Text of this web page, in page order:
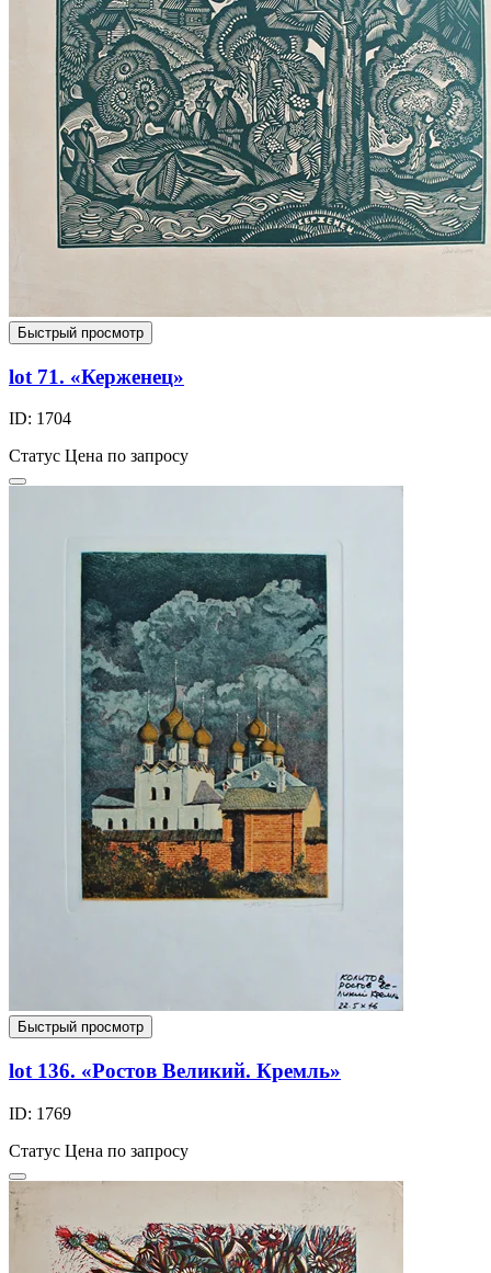
Быстрый просмотр
lot 71. «Керженец»
ID: 1704
Статус Цена по запросу
Быстрый просмотр
lot 136. «Ростов Великий. Кремль»
ID: 1769
Статус Цена по запросу